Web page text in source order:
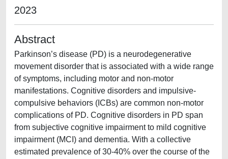
2023
Abstract
Parkinson’s disease (PD) is a neurodegenerative
movement disorder that is associated with a wide range
of symptoms, including motor and non-motor
manifestations. Cognitive disorders and impulsive-
compulsive behaviors (ICBs) are common non-motor
complications of PD. Cognitive disorders in PD span
from subjective cognitive impairment to mild cognitive
impairment (MCI) and dementia. With a collective
estimated prevalence of 30-40% over the course of the